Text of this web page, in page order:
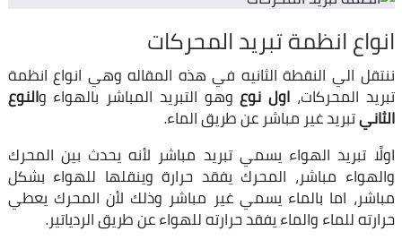
انواع انظمة تبريد المحركات
ننتقل الي النقطة الثانيه في هذه المقاله وهي انواع انظمة
تبريد المحركات، اول نوعوهو التبريد المباشر بالهواء والنوع
الثانيتبريد غير مباشر عن طريق الماء.
اولًا تبريد الهواء يسمي تبريد مباشر لأنه يحدث بين المحرك
والهواء مباشر، المحرك يفقد حرارة وينقلها للهواء بشكل
مباشر، اما بالماء يسمي غير مباشر وذلك لأن المحرك يعطي
حرارته للماء والماء يفقد حرارته للهواء عن طريق الردياتير.